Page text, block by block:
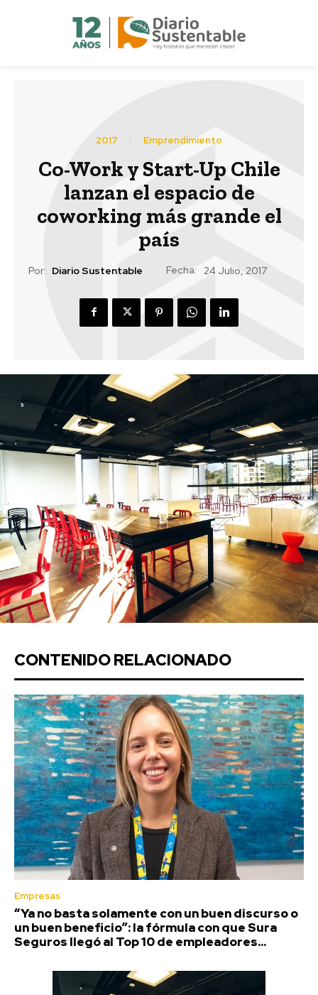
2017 Emprendimiento
Co-Work y Start-Up Chile
lanzan el espacio de
coworking más grande el
país
Por: Diario Sustentable Fecha: 24 Julio, 2017
CONTENIDO RELACIONADO
Empresas
“Ya no basta solamente con un buen discurso o
un buen beneficio”: la fórmula con que Sura
Seguros llegó al Top 10 de empleadores...